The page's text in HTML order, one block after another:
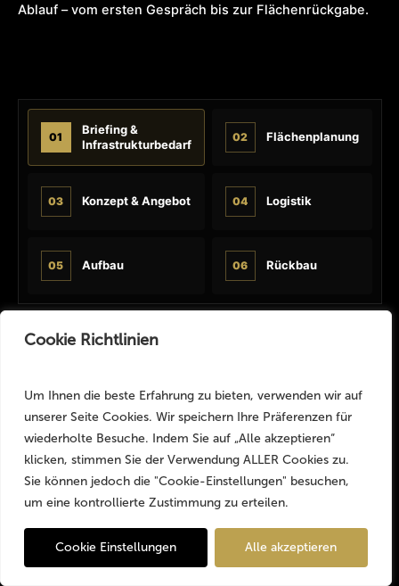
Cookie Richtlinien
Um Ihnen die beste Erfahrung zu bieten, verwenden wir auf
unserer Seite Cookies. Wir speichern Ihre Präferenzen für
wiederholte Besuche. Indem Sie auf „Alle akzeptieren“
klicken, stimmen Sie der Verwendung ALLER Cookies zu.
Sie können jedoch die "Cookie-Einstellungen" besuchen,
um eine kontrollierte Zustimmung zu erteilen.
Cookie Einstellungen Alle akzeptieren
Ablauf – vom ersten Gespräch bis zur Flächenrückgabe.
01
Briefing &
Infrastrukturbedarf
02 Flächenplanung
03 Konzept & Angebot 04 Logistik
05 Aufbau 06 Rückbau
SCHRITT 01 BRIEFING
Briefing & Infrastrukturbedarf
Wir klären Sportformat, Location, Besucherzahl und
gleichzeitig genutzt werden und welche Flächen zur
Verfügung stehen, bildet die Grundlage für das
Infrastrukturkonzept.
✕